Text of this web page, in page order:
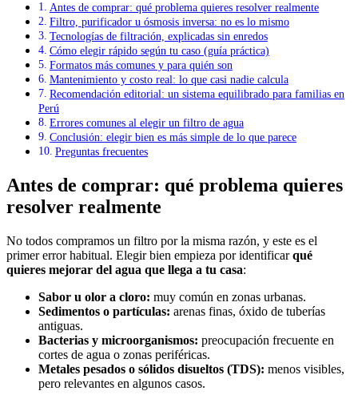
Antes de comprar: qué problema quieres resolver realmente
Filtro, purificador u ósmosis inversa: no es lo mismo
Tecnologías de filtración, explicadas sin enredos
Cómo elegir rápido según tu caso (guía práctica)
Formatos más comunes y para quién son
Mantenimiento y costo real: lo que casi nadie calcula
Recomendación editorial: un sistema equilibrado para familias en
Perú
Errores comunes al elegir un filtro de agua
Conclusión: elegir bien es más simple de lo que parece
Preguntas frecuentes
Antes de comprar: qué problema quieres
resolver realmente
No todos compramos un filtro por la misma razón, y este es el
primer error habitual. Elegir bien empieza por identificarqué
quieres mejorar del agua que llega a tu casa:
Sabor u olor a cloro: muy común en zonas urbanas.
Sedimentos o partículas: arenas finas, óxido de tuberías
antiguas.
Bacterias y microorganismos: preocupación frecuente en
cortes de agua o zonas periféricas.
Metales pesados o sólidos disueltos (TDS): menos visibles,
pero relevantes en algunos casos.